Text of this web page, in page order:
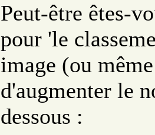
Peut-être êtes-
pour 'le
image (ou
d'augmenter le
dessous :